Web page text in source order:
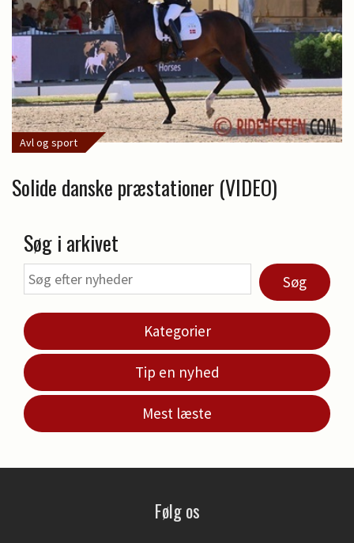
Avl og sport
Solide danske præstationer (VIDEO)
Søg i arkivet
Søg
Kategorier
Tip en nyhed
Mest læste
Følg os